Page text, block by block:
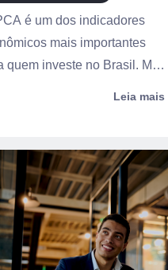
é um dos indicadores
mais importantes
quem investe no Brasil. Mais
Leia mais